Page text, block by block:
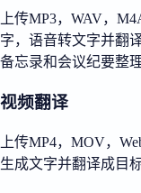
上传MP3，WAV，
字，语音转文字并翻
备忘录和会议纪要整理
视频翻译
上传MP4，MOV，
生成文字并翻译成目